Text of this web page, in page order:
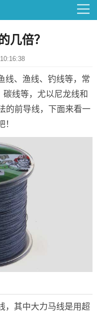
几倍？
线、渔线、钓线等，常
线等，尤以尼龙线和
的前导线，下面来看一
，其中大力马线是用超